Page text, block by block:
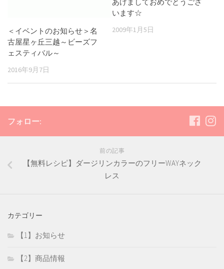
＜イベントのお知らせ＞名
古屋星ヶ丘三越～ビーズフ
ェスティバル～
2016年9月7日
います☆
2009年1月5日
フォロー:
前の記事
【無料レシピ】ダージリンカラーのフリーWAYネック
レス
カテゴリー
【1】お知らせ
【2】商品情報